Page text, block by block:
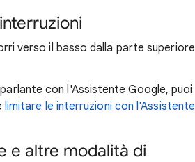
verso il basso dalla parte superiore
con l'Assistente Google, puoi
limitare le interruzioni con l'Assistente
e altre modalità di